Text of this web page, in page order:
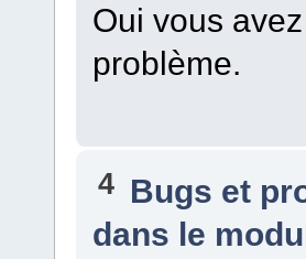
Oui vous
problème.
4 Bugs et
dans le